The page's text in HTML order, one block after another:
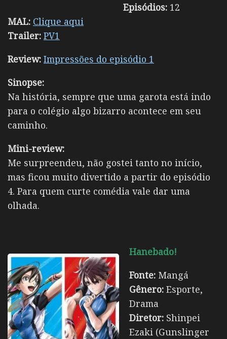
Episódios: 12
MAL: Clique aqui
Trailer: PV1
Review: Impressões do episódio 1
Sinopse:
Na história, sempre que uma garota está indo
para o colégio algo bizarro acontece em seu
caminho.
Mini-review:
Me surpreendeu, não gostei tanto no início,
mas ficou muito divertido a partir do episódio
4. Para quem curte comédia vale dar uma
olhada.
Hanebado!
Fonte: Mangá
Gênero: Esporte,
Drama
Diretor: Shinpei
Ezaki (Gunslinger